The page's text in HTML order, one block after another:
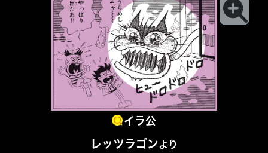
イラ公
レッツラゴンより